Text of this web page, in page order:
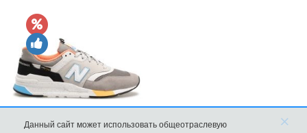
Данный сайт может использовать общеотраслевую
×